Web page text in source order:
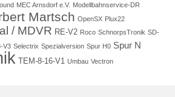
MEC Arnsdorf e.V. Modellbahnservice-DR
Martsch OpenSX Plux22
/ MDVR RE-V2 Roco SchnorpsTronik SD-
V3 Selectrix Spezialversion Spur H0 Spur N
TEM-8-16-V1 Umbau Vectron